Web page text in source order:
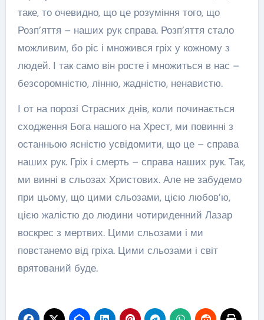
таке, то очевидно, що це розуміння того, що
Розп’яття – наших рук справа. Розп’яття стало
можливим, бо ріс і множився гріх у кожному з
людей. І так само він росте і множиться в нас –
безсоромністю, лінню, жадністю, ненавистю.
І от на порозі Страсних днів, коли починається
сходження Бога нашого на Хрест, ми повинні з
останньою ясністю усвідомити, що це – справа
наших рук. Гріх і смерть – справа наших рук. Так,
ми винні в сльозах Христових. Але не забудемо
при цьому, що цими сльозами, цією любов’ю,
цією жалістю до людини чотириденний Лазар
воскрес з мертвих. Цими сльозами і ми
повстанемо від гріха. Цими сльозами і світ
врятований буде.